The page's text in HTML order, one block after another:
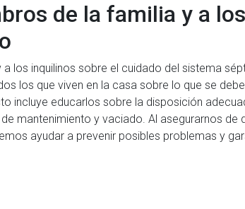
de la familia y a
los inquilinos sobre el cuidado del sistema
los que viven en la casa sobre lo que se
incluye educarlos sobre la disposición
mantenimiento y vaciado. Al asegurarnos
ayudar a prevenir posibles problemas y